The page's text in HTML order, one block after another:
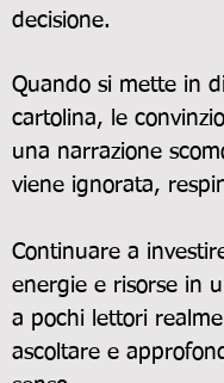
decisione.
Quando si mette in
cartolina, le
una narrazione
viene ignorata,
Continuare a
energie e risorse in
a pochi lettori
ascoltare e